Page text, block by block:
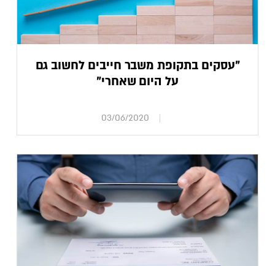
"עסקים בתקופת משבר חייבים לחשוב גם
על היום שאחרי"
03/06/2020